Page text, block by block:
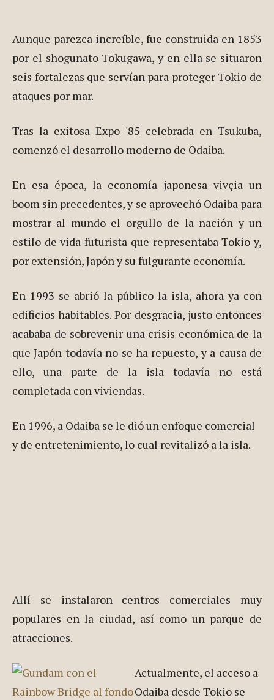
Aunque parezca increíble, fue construida en 1853
por el shogunato Tokugawa, y en ella se situaron
seis fortalezas que servían para proteger Tokio de
ataques por mar.
Tras la exitosa Expo '85 celebrada en Tsukuba,
comenzó el desarrollo moderno de Odaiba.
En esa época, la economía japonesa vivçia un
boom sin precedentes, y se aprovechó Odaiba para
mostrar al mundo el orgullo de la nación y un
estilo de vida futurista que representaba Tokio y,
por extensión, Japón y su fulgurante economía.
En 1993 se abrió la público la isla, ahora ya con
edificios habitables. Por desgracia, justo entonces
acababa de sobrevenir una crisis económica de la
que Japón todavía no se ha repuesto, y a causa de
ello, una parte de la isla todavía no está
completada con viviendas.
En 1996, a Odaiba se le dió un enfoque comercial
y de entretenimiento, lo cual revitalizó a la isla.
populares en la ciudad, así como un parque de
atracciones.